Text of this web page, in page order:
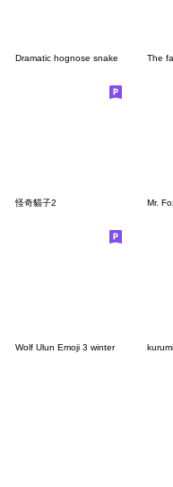
Dramatic hognose snake The
怪奇貓子2 Mr.
Wolf Ulun Emoji 3 winter